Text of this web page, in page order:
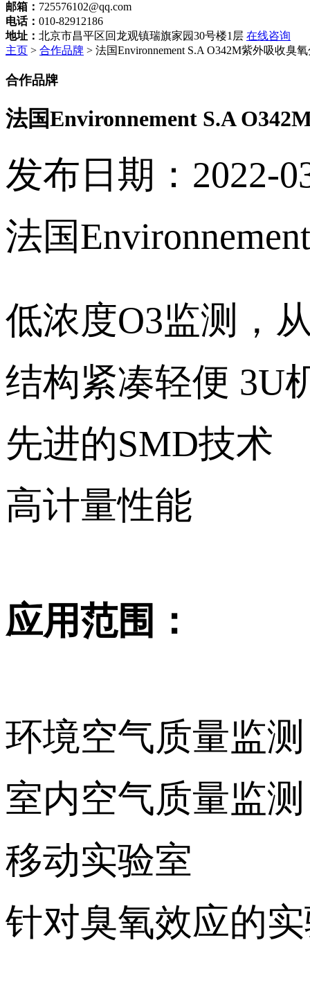
邮箱： 725576102@qq.com
电话： 010-82912186
地址： 北京市昌平区回龙观镇瑞旗家园30号楼1层 在线咨询
主页 > 合作品牌 > 法国Environnement S.A O342M紫外吸收臭
合作品牌
法国Environnement S.A
发布日期：2022-
法国
低浓度O3监测，
结构紧凑轻便 3U
先进的SMD技术
高计量性能
应用范围：
环境空气质量监测
室内空气质量监测
移动实验室
针对臭氧效应的